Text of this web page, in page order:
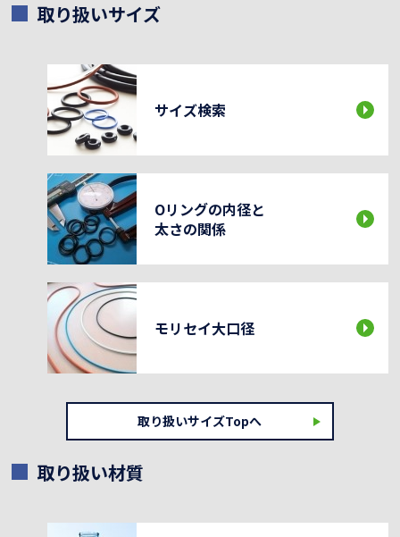
取り扱いサイズ
サイズ検索
Oリングの内径と
太さの関係
モリセイ大口径
取り扱いサイズTopへ
取り扱い材質